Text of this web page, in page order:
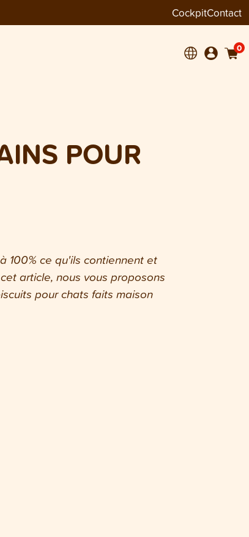
CockpitContact
0
POUR
100% ce qu'ils contiennent et
article, nous vous proposons
pour chats faits maison